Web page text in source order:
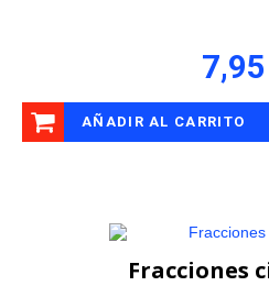
AÑADIR AL CARRITO
Fracciones